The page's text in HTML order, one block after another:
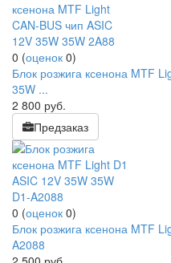
0 (оценок 0)
Блок розжига ксенона MTF
35W ...
2 800 руб.
Предзаказ
0 (оценок 0)
Блок розжига ксенона MTF
A2088